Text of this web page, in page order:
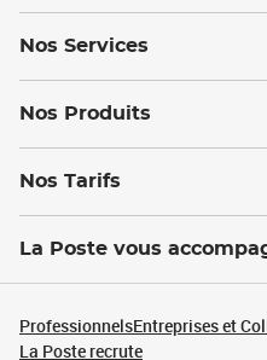
Nos Services
Nos Produits
Nos Tarifs
La Poste vous
ProfessionnelsEntreprises et
La Poste recrute